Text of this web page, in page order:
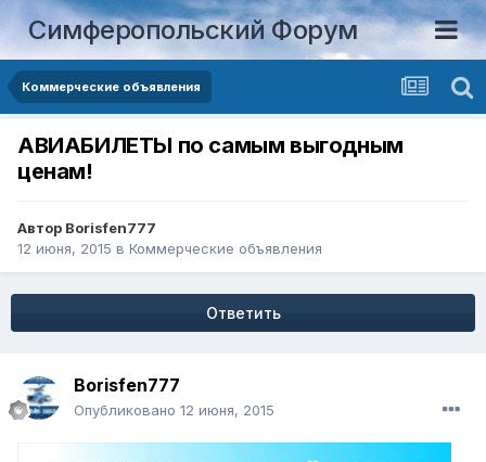
Симферопольский Форум
Коммерческие объявления
АВИАБИЛЕТЫ по самым выгодным
ценам!
Автор Borisfen777
12 июня, 2015 в Коммерческие объявления
Ответить
Borisfen777
Опубликовано 12 июня, 2015